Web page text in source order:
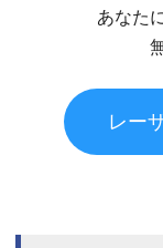
あなた
レー